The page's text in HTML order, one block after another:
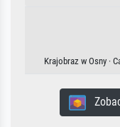
Krajobraz w Osny ·